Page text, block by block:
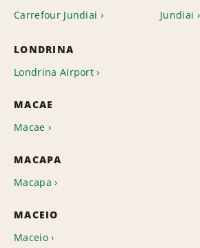
Carrefour Jundiai Jundiai
LONDRINA
Londrina Airport
MACAE
Macae
MACAPA
Macapa
MACEIO
Maceio